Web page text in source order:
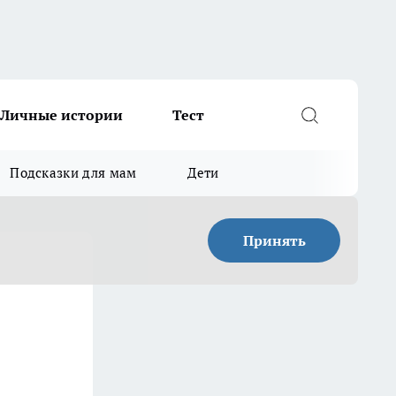
Личные истории Тест
Подсказки для мам Дети
Принять